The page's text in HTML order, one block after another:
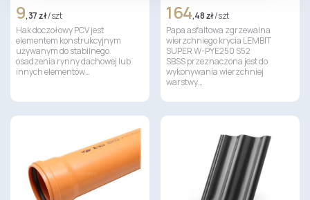
9,37 zł/ szt
Hak doczołowy PCV jest
elementem konstrukcyjnym
używanym do stabilnego
osadzenia rynny dachowej lub
innych elementów…
164,48 zł/ szt
Papa asfaltowa zgrzewalna
wierzchniego krycia LEMBIT
SUPER W-PYE250 S52
SBSS przeznaczona jest do
wykonywania wierzchniej
warstwy…